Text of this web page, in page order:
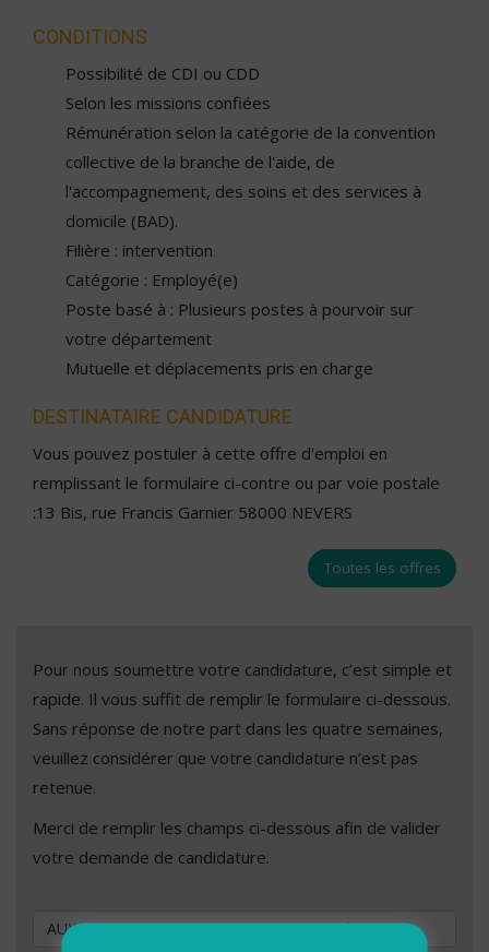
CONDITIONS
Possibilité de CDI ou CDD
Selon les missions confiées
Rémunération selon la catégorie de la convention
collective de la branche de l'aide, de
l'accompagnement, des soins et des services à
domicile (BAD).
Filière : intervention
Catégorie : Employé(e)
Poste basé à : Plusieurs postes à pourvoir sur
votre département
Mutuelle et déplacements pris en charge
DESTINATAIRE CANDIDATURE
Vous pouvez postuler à cette offre d'emploi en
remplissant le formulaire ci-contre ou par voie postale
:13 Bis, rue Francis Garnier 58000 NEVERS
Toutes les offres
Pour nous soumettre votre candidature, c’est simple et
rapide. Il vous suffit de remplir le formulaire ci-dessous.
Sans réponse de notre part dans les quatre semaines,
veuillez considérer que votre candidature n’est pas
retenue.
Merci de remplir les champs ci-dessous afin de valider
votre demande de candidature.
Vous souhaitez postuler au poste de